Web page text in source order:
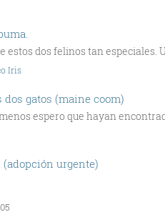
estos dos felinos tan especiales.
Iris
gatos (maine coom)
espero que hayan
(adopción urgente)